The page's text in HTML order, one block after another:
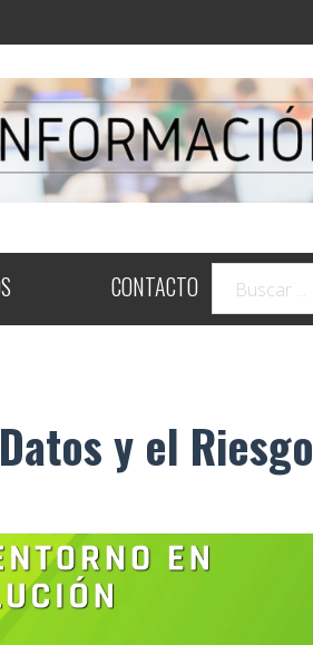
CONTACTO
y el Riesgo